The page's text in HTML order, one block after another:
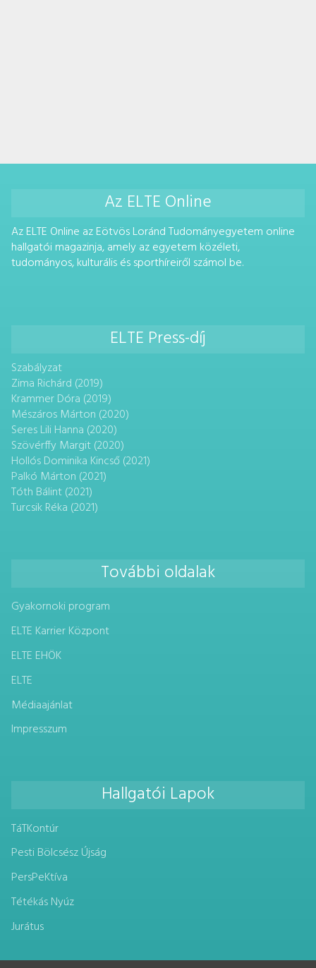
Az ELTE Online
Az ELTE Online az Eötvös Loránd Tudományegyetem online
hallgatói magazinja, amely az egyetem közéleti,
tudományos, kulturális és sporthíreiről számol be.
ELTE Press-díj
Szabályzat
Zima Richárd (2019)
Krammer Dóra (2019)
Mészáros Márton (2020)
Seres Lili Hanna (2020)
Szövérffy Margit (2020)
Hollós Dominika Kincső (2021)
Palkó Márton (2021)
Tóth Bálint (2021)
Turcsik Réka (2021)
További oldalak
Gyakornoki program
ELTE Karrier Központ
ELTE EHÖK
ELTE
Médiaajánlat
Impresszum
Hallgatói Lapok
TáTKontúr
Pesti Bölcsész Újság
PersPeKtíva
Tétékás Nyúz
Jurátus